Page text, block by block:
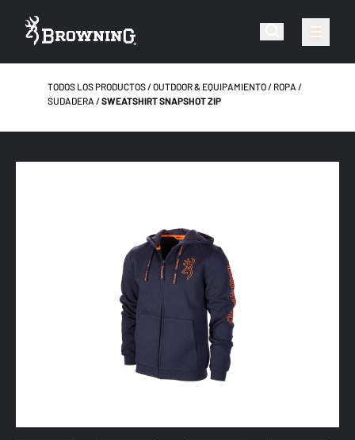
TODOS LOS PRODUCTOS OUTDOOR & EQUIPAMIENTO
ROPA
SUDADERA
SWEATSHIRT SNAPSHOT ZIP